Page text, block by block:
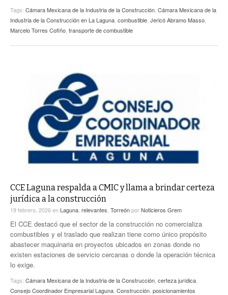
Tags: Cámara Mexicana de la Industria de la Construcción Cámara Mexicana de la
Industria de la Construcción en La Laguna combustible Jericó Abramo Masso
Marcelo Torres Cofiño transporte de combustible
CCE Laguna respalda a CMIC y llama a brindar certeza
jurídica a la construcción
19 febrero, 2026en Laguna relevantes TorreónporNoticieros Grem
El CCE destacó que el sector de la construcción no comercializa
combustibles y el traslado que realizan tiene como único propósito
abastecer maquinaria en proyectos ubicados en zonas donde no
existen estaciones de servicio cercanas o donde la operación técnica
lo exige.
Tags: Cámara Mexicana de la Industria de la Construcción certeza jurídica
Consejo Coordinador Empresarial Laguna Construcción posicionamientos